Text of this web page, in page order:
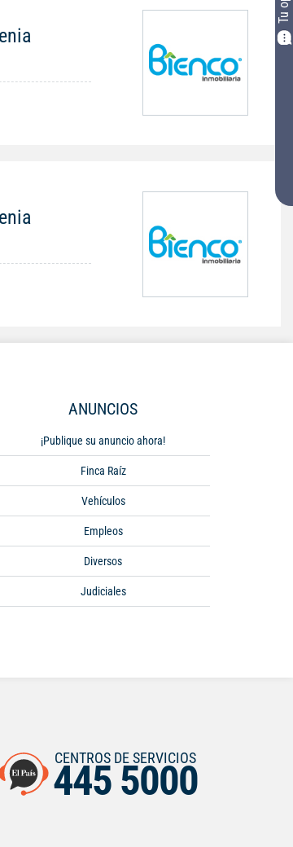
ANUNCIOS
¡Publique su anuncio ahora!
Finca Raíz
Vehículos
Empleos
Diversos
Judiciales
CENTROS DE SERVICIOS
445 5000